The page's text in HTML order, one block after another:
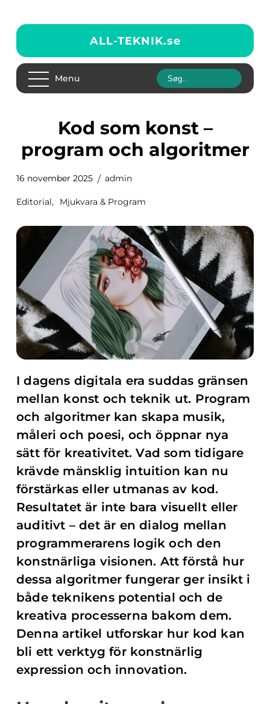
ALL-TEKNIK.se
Menu
Kod som konst –
program och algoritmer
16 november 2025 admin
Editorial, Mjukvara & Program
I dagens digitala era suddas gränsen
mellan konst och teknik ut. Program
och algoritmer kan skapa musik,
måleri och poesi, och öppnar nya
sätt för kreativitet. Vad som tidigare
krävde mänsklig intuition kan nu
förstärkas eller utmanas av kod.
Resultatet är inte bara visuellt eller
auditivt – det är en dialog mellan
programmerarens logik och den
konstnärliga visionen. Att förstå hur
dessa algoritmer fungerar ger insikt i
både teknikens potential och de
kreativa processerna bakom dem.
Denna artikel utforskar hur kod kan
bli ett verktyg för konstnärlig
expression och innovation.